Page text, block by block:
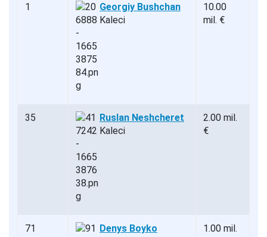
1
Georgiy Bushchan
Kaleci
10.00
mil. €
35
Ruslan Neshcheret
Kaleci
2.00 mil.
€
71
Denys Boyko
1.00 mil.